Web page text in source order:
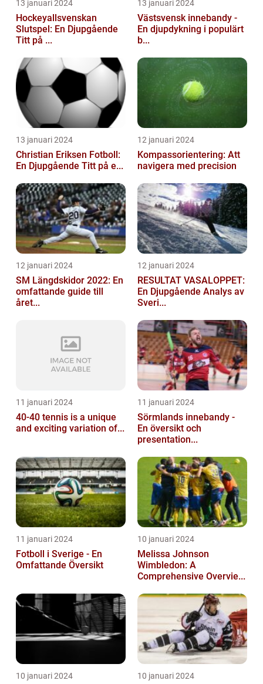
13 januari 2024
Hockeyallsvenskan
Slutspel: En Djupgående
Titt på ...
13 januari 2024
Västsvensk innebandy -
En djupdykning i populärt
b...
13 januari 2024
Christian Eriksen Fotboll:
En Djupgående Titt på e...
12 januari 2024
Kompassorientering: Att
navigera med precision
12 januari 2024
SM Längdskidor 2022: En
omfattande guide till
året...
12 januari 2024
RESULTAT VASALOPPET:
En Djupgående Analys av
Sveri...
11 januari 2024
40-40 tennis is a unique
and exciting variation of...
11 januari 2024
Sörmlands innebandy -
En översikt och
presentation...
11 januari 2024
Fotboll i Sverige - En
Omfattande Översikt
10 januari 2024
Melissa Johnson
Wimbledon: A
Comprehensive Overvie...
10 januari 2024 10 januari 2024